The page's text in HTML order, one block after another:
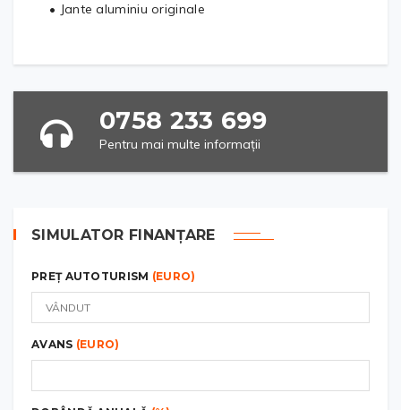
• Jante aluminiu originale
0758 233 699
Pentru mai multe informații
SIMULATOR FINANȚARE
PREȚ AUTOTURISM (EURO)
AVANS (EURO)